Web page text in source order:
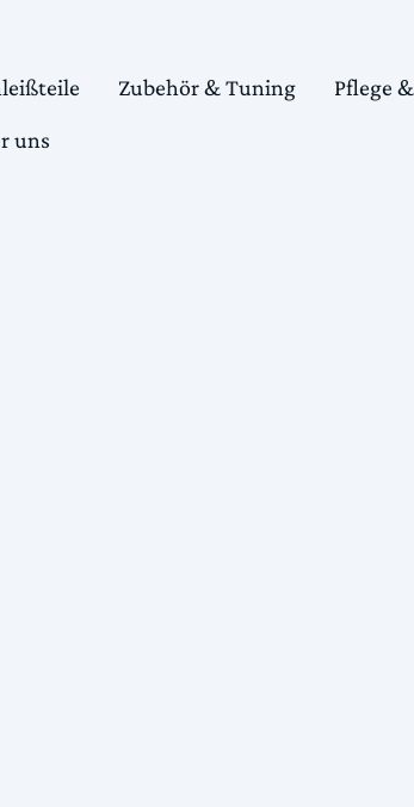
Zubehör & Tuning
Pflege
uns